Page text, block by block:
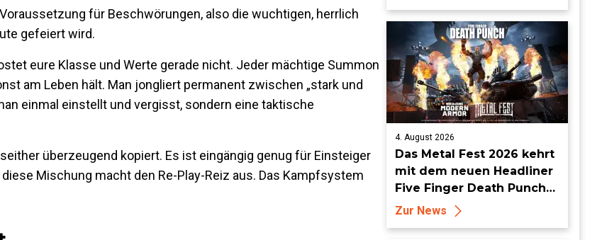
für Beschwörungen, also die wuchtigen, herrlich
gefeiert wird.
eure Klasse und Werte gerade nicht. Jeder mächtige Summon
am Leben hält. Man jongliert permanent zwischen „stark und
einmal einstellt und vergisst, sondern eine taktische
überzeugend kopiert. Es ist eingängig genug für Einsteiger
Mischung macht den Re-Play-Reiz aus. Das Kampfsystem
4. August 2026
Das Metal Fest 2026 kehrt
mit dem neuen Headliner
Five Finger Death Punch
zu World of Tanks Modern
Armor zurück
Zur News